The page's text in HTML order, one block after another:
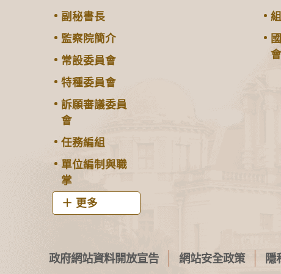
副秘書長
監察院簡介
常設委員會
特種委員會
訴願審議委員
會
任務編組
單位編制與職
掌
更多
政府網站資料開放宣告 網站安全政策 隱